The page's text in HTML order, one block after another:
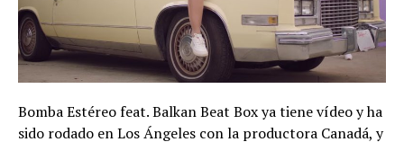
Bomba Estéreo feat. Balkan Beat Box ya tiene vídeo y ha
sido rodado en Los Ángeles con la productora Canadá, y